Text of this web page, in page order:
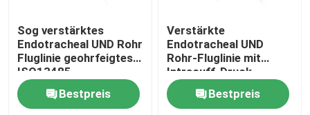
Sog verstärktes
Endotracheal UND Rohr
Fluglinie geohrfeigtes
ISO13485
bescheinigten
Bestpreis
Verstärkte
Endotracheal UND
Rohr-Fluglinie mit
Intracuff-Druck-
Monitor
Bestpreis